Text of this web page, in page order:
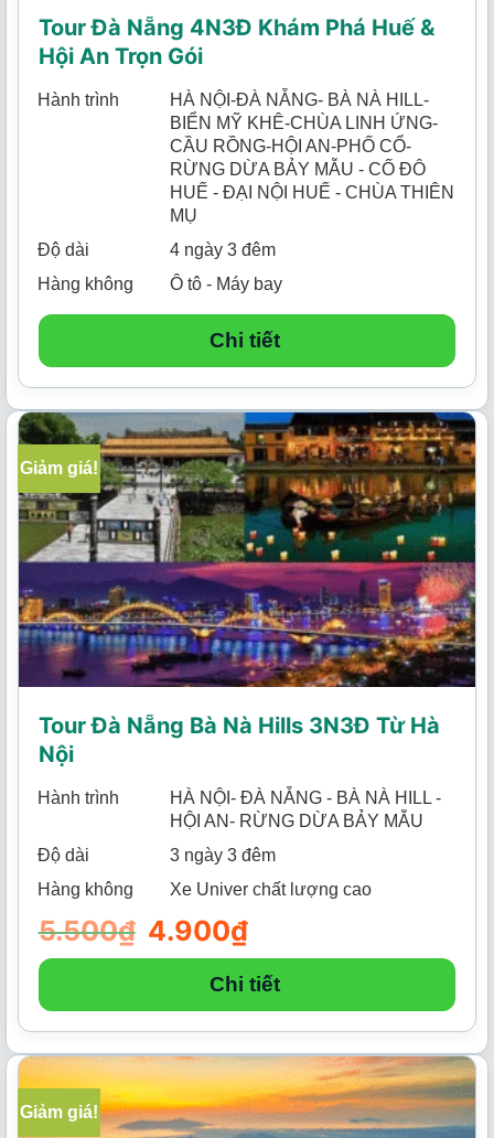
Tour Đà Nẵng 4N3Đ Khám Phá Huế &
Hội An Trọn Gói
Hành trình
HÀ NỘI-ĐÀ NẴNG- BÀ NÀ HILL-
BIỂN MỸ KHÊ-CHÙA LINH ỨNG-
CẦU RỒNG-HỘI AN-PHỐ CỔ-
RỪNG DỪA BẢY MẪU - CỐ ĐÔ
HUẾ - ĐẠI NỘI HUẾ - CHÙA THIÊN
MỤ
Độ dài
4 ngày 3 đêm
Hàng không
Ô tô - Máy bay
Chi tiết
Giảm giá!
Tour Đà Nẵng Bà Nà Hills 3N3Đ Từ Hà
Nội
Hành trình
HÀ NỘI- ĐÀ NẴNG - BÀ NÀ HILL -
HỘI AN- RỪNG DỪA BẢY MẪU
Độ dài
3 ngày 3 đêm
Hàng không
Xe Univer chất lượng cao
5.500₫
Giá
gốc
là:
5.500₫.
4.900₫Giá
tại
là:
Chi tiết
Giảm giá!